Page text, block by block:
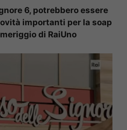
6, potrebbero essere
importanti per la soap
di RaiUno